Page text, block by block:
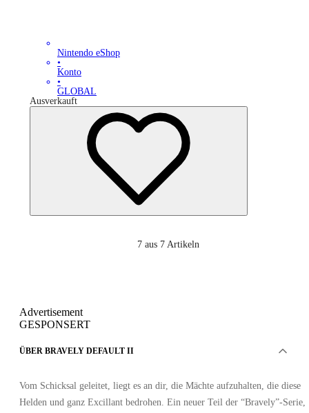
Nintendo eShop
•
Konto
•
GLOBAL
Ausverkauft
7 aus 7 Artikeln
Advertisement
GESPONSERT
ÜBER BRAVELY DEFAULT II
Vom Schicksal geleitet, liegt es an dir, die Mächte aufzuhalten, die diese
Helden und ganz Excillant bedrohen. Ein neuer Teil der “Bravely”-Serie,